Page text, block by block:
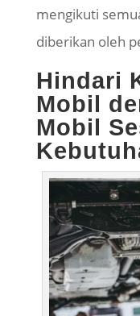
mengikuti
diberikan oleh
Hindari
Mobil
Mobil